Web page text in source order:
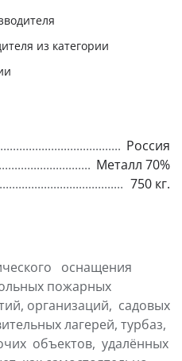
из категории
Россия
Металл 70%
750 кг.
оснащения
пожарных
организаций, садовых
лагерей, турбаз,
объектов, удалённых